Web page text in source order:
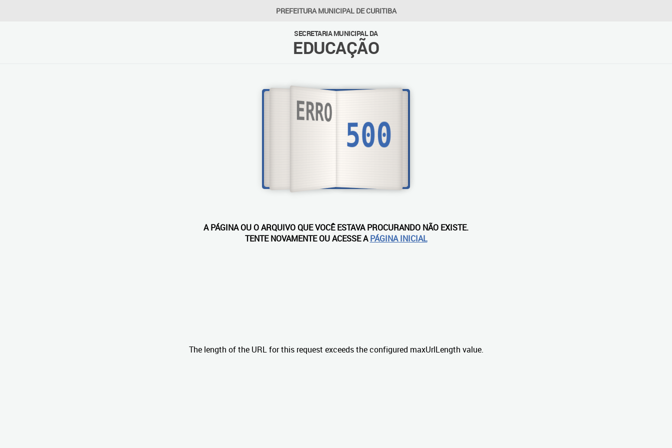
PREFEITURA MUNICIPAL DE CURITIBA
SECRETARIA MUNICIPAL DA
EDUCAÇÃO
A PÁGINA OU O ARQUIVO QUE VOCÊ ESTAVA PROCURANDO NÃO EXISTE.
TENTE NOVAMENTE OU ACESSE APÁGINA INICIAL
The length of the URL for this request exceeds the configured maxUrlLength value.